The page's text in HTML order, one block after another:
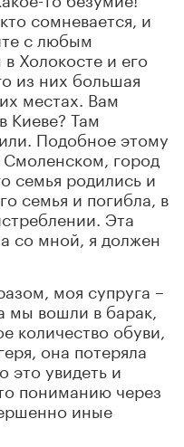
сомневается, и
с любым
Холокосте и его
из них большая
местах. Вам
Киеве? Там
Подобное этому
город
семья родились и
семья и погибла, в
Эта
со мной, я должен
моя супруга –
мы вошли в барак,
количество обуви,
она потеряла
увидеть и
пониманию через
иные